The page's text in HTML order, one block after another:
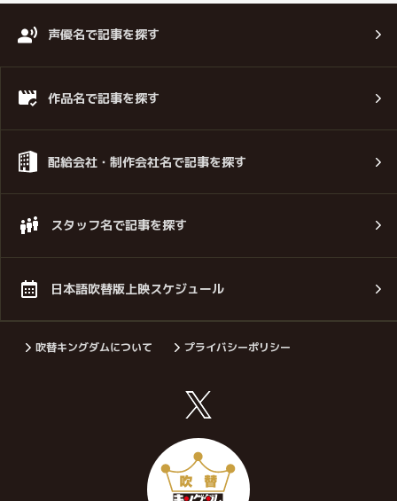
声優名で記事を探す
作品名で記事を探す
配給会社・制作会社名で記事を探す
スタッフ名で記事を探す
日本語吹替版上映スケジュール
吹替キングダムについて プライバシーポリシー